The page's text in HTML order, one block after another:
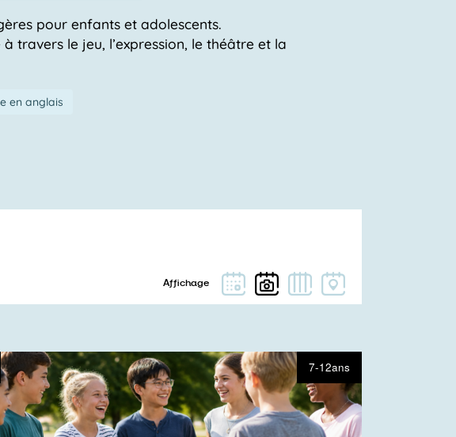
pour enfants et adolescents.
travers le jeu, l’expression, le théâtre et la
en anglais
7-12ans